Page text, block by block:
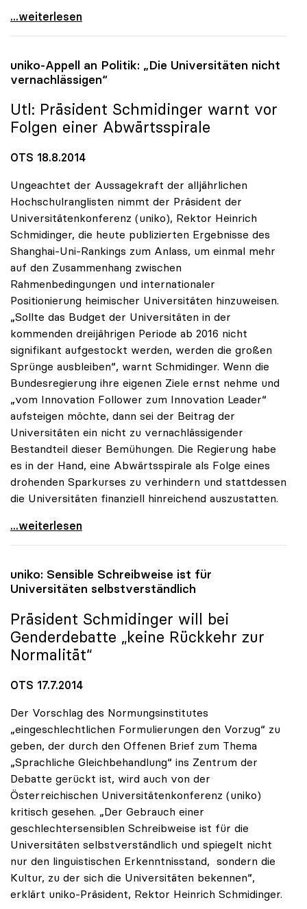
Rektoren-Chef: Gebühren-Diskussion lenkt von
...weiterlesen
uniko-Appell an Politik: „Die Universitäten nicht
vernachlässigen“
Utl: Präsident Schmidinger warnt vor
Folgen einer Abwärtsspirale
OTS 18.8.2014
Ungeachtet der Aussagekraft der alljährlichen
Hochschulranglisten nimmt der Präsident der
Universitätenkonferenz (uniko), Rektor Heinrich
Schmidinger, die heute publizierten Ergebnisse des
Shanghai-Uni-Rankings zum Anlass, um einmal mehr
auf den Zusammenhang zwischen
Rahmenbedingungen und internationaler
Positionierung heimischer Universitäten hinzuweisen.
„Sollte das Budget der Universitäten in der
kommenden dreijährigen Periode ab 2016 nicht
signifikant aufgestockt werden, werden die großen
Sprünge ausbleiben“, warnt Schmidinger. Wenn die
Bundesregierung ihre eigenen Ziele ernst nehme und
„vom Innovation Follower zum Innovation Leader“
aufsteigen möchte, dann sei der Beitrag der
Universitäten ein nicht zu vernachlässigender
Bestandteil dieser Bemühungen. Die Regierung habe
es in der Hand, eine Abwärtsspirale als Folge eines
drohenden Sparkurses zu verhindern und stattdessen
die Universitäten finanziell hinreichend auszustatten.
uniko-Appell an Politik: „Die Universitäten nicht
...weiterlesen
uniko: Sensible Schreibweise ist für
Universitäten selbstverständlich
Präsident Schmidinger will bei
Genderdebatte „keine Rückkehr zur
Normalität“
OTS 17.7.2014
Der Vorschlag des Normungsinstitutes
„eingeschlechtlichen Formulierungen den Vorzug“ zu
geben, der durch den Offenen Brief zum Thema
„Sprachliche Gleichbehandlung“ ins Zentrum der
Debatte gerückt ist, wird auch von der
Österreichischen Universitätenkonferenz (uniko)
kritisch gesehen. „Der Gebrauch einer
geschlechtersensiblen Schreibweise ist für die
Universitäten selbstverständlich und spiegelt nicht
nur den linguistischen Erkenntnisstand, sondern die
Kultur, zu der sich die Universitäten bekennen“,
erklärt uniko-Präsident, Rektor Heinrich Schmidinger.